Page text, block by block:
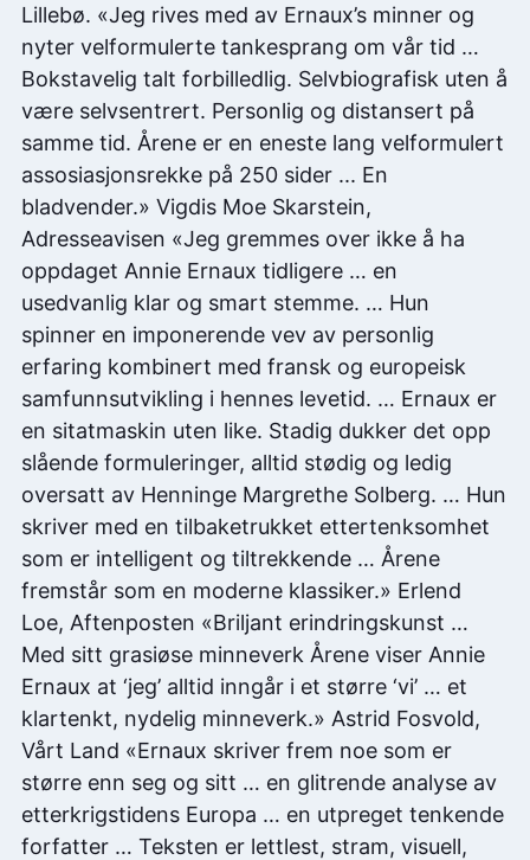
Lillebø. «Jeg rives med av Ernaux’s minner og
nyter velformulerte tankesprang om vår tid …
Bokstavelig talt forbilledlig. Selvbiografisk uten å
være selvsentrert. Personlig og distansert på
samme tid. Årene er en eneste lang velformulert
assosiasjonsrekke på 250 sider ... En
bladvender.» Vigdis Moe Skarstein,
Adresseavisen «Jeg gremmes over ikke å ha
oppdaget Annie Ernaux tidligere … en
usedvanlig klar og smart stemme. … Hun
spinner en imponerende vev av personlig
erfaring kombinert med fransk og europeisk
samfunnsutvikling i hennes levetid. … Ernaux er
en sitatmaskin uten like. Stadig dukker det opp
slående formuleringer, alltid stødig og ledig
oversatt av Henninge Margrethe Solberg. … Hun
skriver med en tilbaketrukket ettertenksomhet
som er intelligent og tiltrekkende … Årene
fremstår som en moderne klassiker.» Erlend
Loe, Aftenposten «Briljant erindringskunst …
Med sitt grasiøse minneverk Årene viser Annie
Ernaux at ‘jeg’ alltid inngår i et større ‘vi’ … et
klartenkt, nydelig minneverk.» Astrid Fosvold,
Vårt Land «Ernaux skriver frem noe som er
større enn seg og sitt … en glitrende analyse av
etterkrigstidens Europa … en utpreget tenkende
forfatter … Teksten er lettlest, stram, visuell,